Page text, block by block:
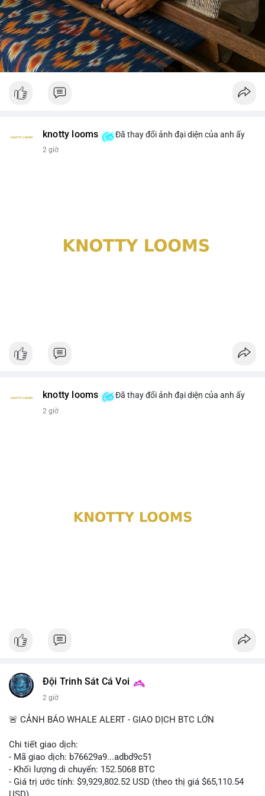
knotty looms Đã thay đổi ảnh đại diện của anh ấy
2 giờ
knotty looms Đã thay đổi ảnh đại diện của anh ấy
2 giờ
Đội Trinh Sát Cá Voi
2 giờ
🚨 CẢNH BÁO WHALE ALERT - GIAO DỊCH BTC LỚN
Chi tiết giao dịch:
- Mã giao dịch: b76629a9...adbd9c51
- Khối lượng di chuyển: 152.5068 BTC
- Giá trị ước tính: $9,929,802.52 USD (theo thị giá $65,110.54